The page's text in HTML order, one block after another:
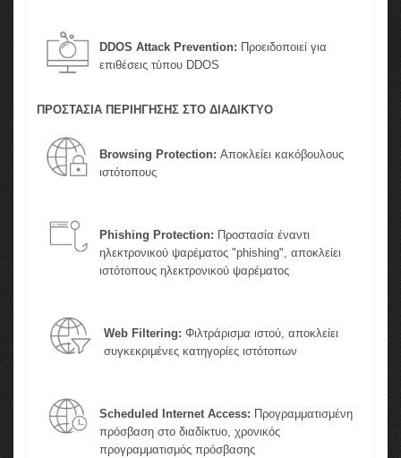
DDOS Attack Prevention: Προειδοποιεί για
επιθέσεις τύπου DDOS
ΠΡΟΣΤΑΣΙΑ ΠΕΡΙΗΓΗΣΗΣ ΣΤΟ ΔΙΑΔΙΚΤΥΟ
Browsing Protection: Αποκλείει κακόβουλους
ιστότοπους
Phishing Protection: Προστασία έναντι
ηλεκτρονικού ψαρέματος "phishing", αποκλείει
ιστότοπους ηλεκτρονικού ψαρέματος
Web Filtering: Φιλτράρισμα ιστού, αποκλείει
συγκεκριμένες κατηγορίες ιστότοπων
Scheduled Internet Access: Προγραμματισμένη
πρόσβαση στο διαδίκτυο, χρονικός
προγραμματισμός πρόσβασης